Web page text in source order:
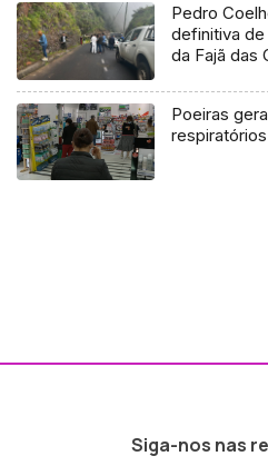
Pedro
definitiva
da Fajã das
Poeiras
Siga-nos nas